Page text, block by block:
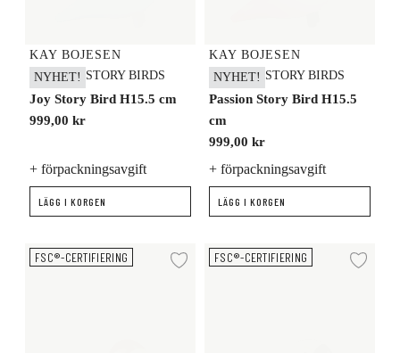
KAY BOJESEN
NYHET! STORY BIRDS
Joy Story Bird H15.5 cm
999,00 kr
+ förpackningsavgift
LÄGG I KORGEN
KAY BOJESEN
NYHET! STORY BIRDS
Passion Story Bird H15.5
cm
999,00 kr
+ förpackningsavgift
LÄGG I KORGEN
Cosy Story Bird H15.5 cm
FSC®-CERTIFIERING
Lägg till i önskelista
Ernst Sångfågel H15.5 cm
FSC®-CERTIFIERING